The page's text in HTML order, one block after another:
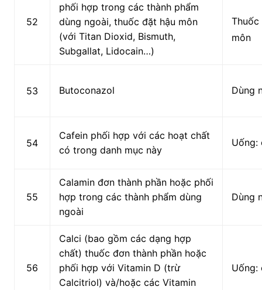
52
phối hợp trong các thành phẩm
dùng ngoài, thuốc đặt hậu môn
(với Titan Dioxid, Bismuth,
Subgallat, Lidocain…)
Thuốc
môn
53 Butoconazol Dùng
54
Cafein phối hợp với các hoạt chất
có trong danh mục này
Uống:
55
Calamin đơn thành phần hoặc phối
hợp trong các thành phẩm dùng
ngoài
Dùng
56
Calci (bao gồm các dạng hợp
chất) thuốc đơn thành phần hoặc
phối hợp với Vitamin D (trừ
Calcitriol) và/hoặc các Vitamin
Uống: